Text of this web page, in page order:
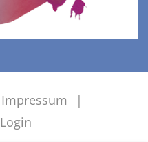
Impressum
Login